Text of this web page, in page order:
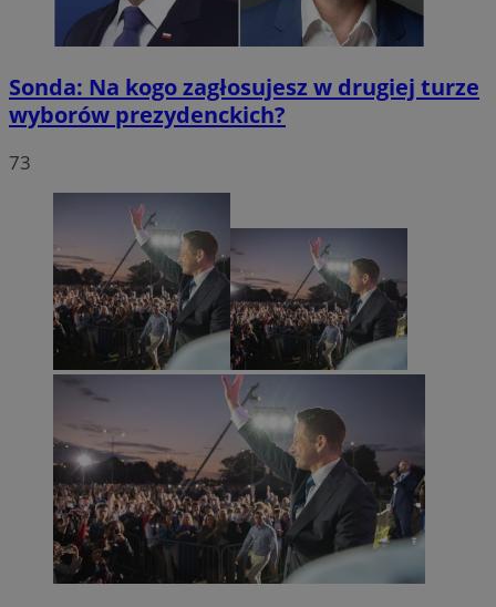
Sonda: Na kogo zagłosujesz w drugiej turze
wyborów prezydenckich?
73